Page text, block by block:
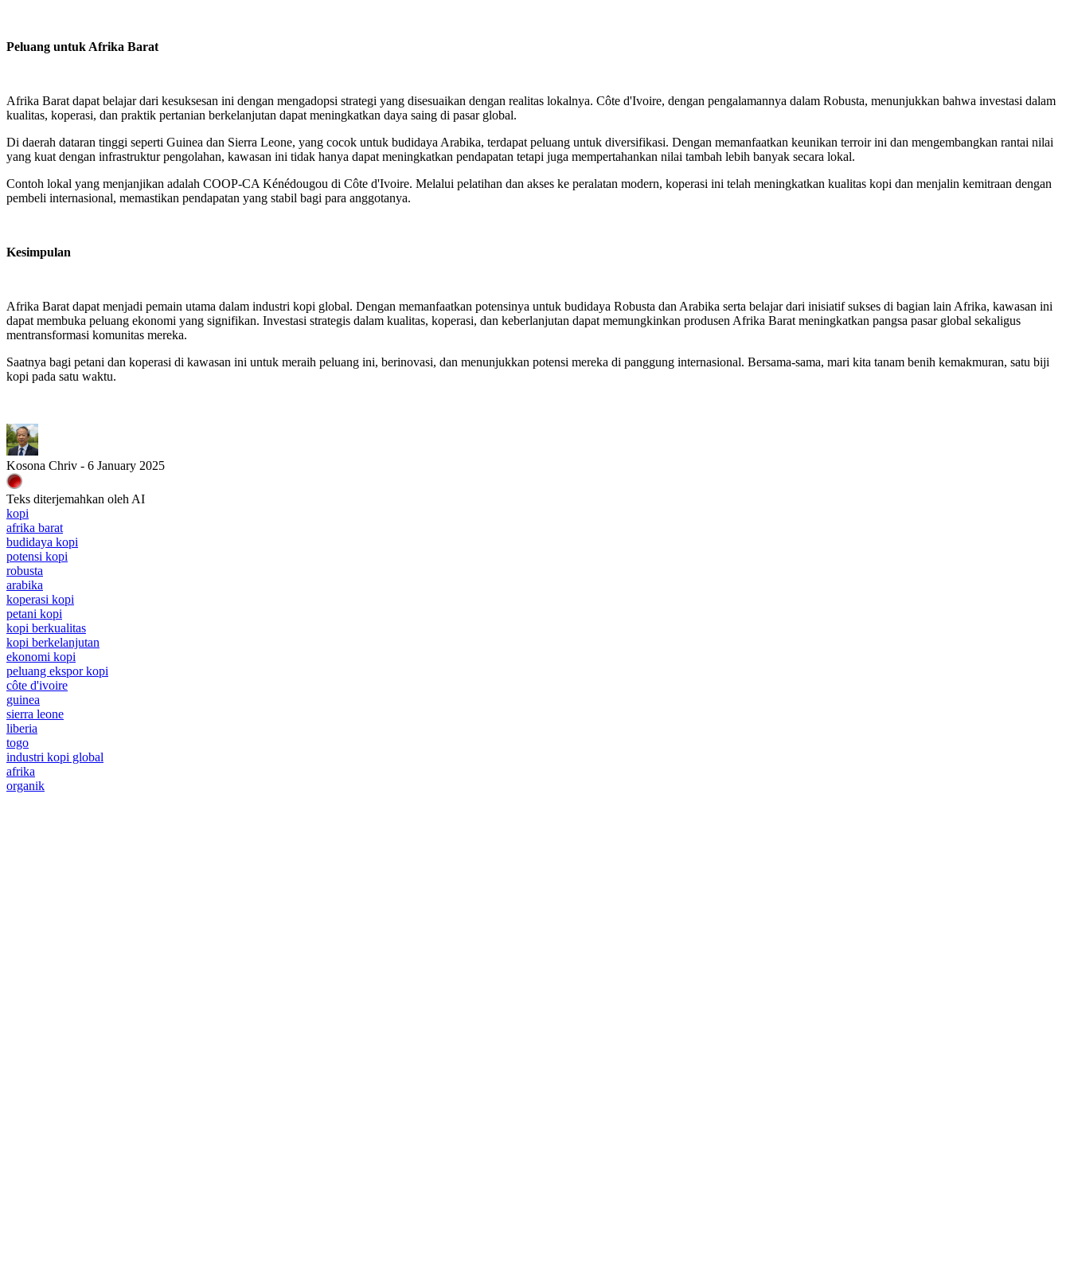
Peluang untuk Afrika Barat
Afrika Barat dapat belajar dari kesuksesan ini dengan mengadopsi strategi yang disesuaikan dengan realitas lokalnya. Côte d'Ivoire, dengan pengalamannya dalam Robusta, menunjukkan bahwa investasi dalam
kualitas, koperasi, dan praktik pertanian berkelanjutan dapat meningkatkan daya saing di pasar global.
Di daerah dataran tinggi seperti Guinea dan Sierra Leone, yang cocok untuk budidaya Arabika, terdapat peluang untuk diversifikasi. Dengan memanfaatkan keunikan terroir ini dan mengembangkan rantai nilai
yang kuat dengan infrastruktur pengolahan, kawasan ini tidak hanya dapat meningkatkan pendapatan tetapi juga mempertahankan nilai tambah lebih banyak secara lokal.
Contoh lokal yang menjanjikan adalah COOP-CA Kénédougou di Côte d'Ivoire. Melalui pelatihan dan akses ke peralatan modern, koperasi ini telah meningkatkan kualitas kopi dan menjalin kemitraan dengan
pembeli internasional, memastikan pendapatan yang stabil bagi para anggotanya.
Kesimpulan
Afrika Barat dapat menjadi pemain utama dalam industri kopi global. Dengan memanfaatkan potensinya untuk budidaya Robusta dan Arabika serta belajar dari inisiatif sukses di bagian lain Afrika, kawasan ini
dapat membuka peluang ekonomi yang signifikan. Investasi strategis dalam kualitas, koperasi, dan keberlanjutan dapat memungkinkan produsen Afrika Barat meningkatkan pangsa pasar global sekaligus
mentransformasi komunitas mereka.
Saatnya bagi petani dan koperasi di kawasan ini untuk meraih peluang ini, berinovasi, dan menunjukkan potensi mereka di panggung internasional. Bersama-sama, mari kita tanam benih kemakmuran, satu biji
kopi pada satu waktu.
Kosona Chriv - 6 January 2025
Teks diterjemahkan oleh AI
kopi
afrika barat
budidaya kopi
potensi kopi
robusta
arabika
koperasi kopi
petani kopi
kopi berkualitas
kopi berkelanjutan
ekonomi kopi
peluang ekspor kopi
côte d'ivoire
guinea
sierra leone
liberia
togo
industri kopi global
afrika
organik